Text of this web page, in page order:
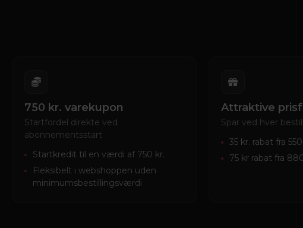
750 kr. varekupon
Startfordel direkte ved
abonnementsstart
Startkredit til en værdi af 750 kr.
Fleksibelt i webshoppen uden
minimumsbestillingsværdi
Attraktive
Spar ved hver
35 kr. rabat fra
75 kr rabat fra